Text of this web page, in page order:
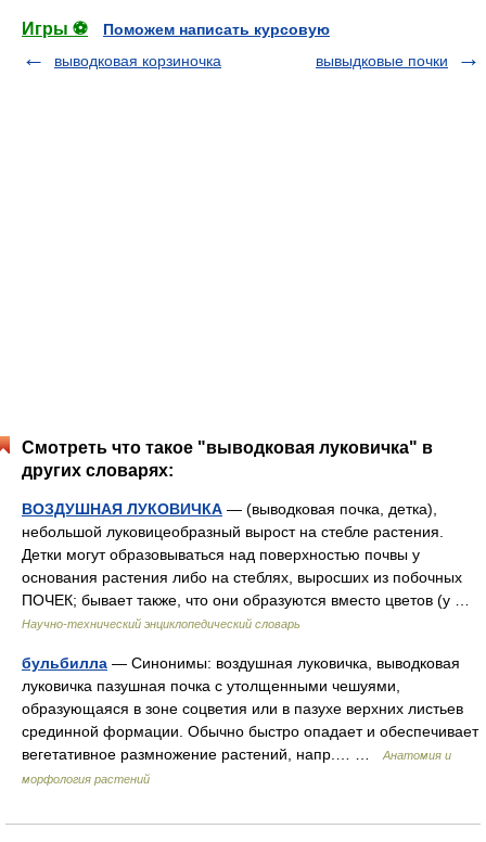
Игры ⚽
Поможем написать курсовую
выводковая корзиночка
вывыдковые почки
Смотреть что такое "выводковая луковичка" в
других словарях:
ВОЗДУШНАЯ ЛУКОВИЧКА — (выводковая почка, детка),
небольшой луковицеобразный вырост на стебле растения.
Детки могут образовываться над поверхностью почвы у
основания растения либо на стеблях, выросших из побочных
ПОЧЕК; бывает также, что они образуются вместо цветов (у …
Научно-технический энциклопедический словарь
бульбилла — Синонимы: воздушная луковичка, выводковая
луковичка пазушная почка с утолщенными чешуями,
образующаяся в зоне соцветия или в пазухе верхних листьев
срединной формации. Обычно быстро опадает и обеспечивает
вегетативное размножение растений, напр.… …
Анатомия и
морфология растений